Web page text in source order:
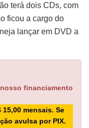
terá dois CDs, com
ficou a cargo do
lançar em DVD a
financiamento
mensais. Se
avulsa por PIX.